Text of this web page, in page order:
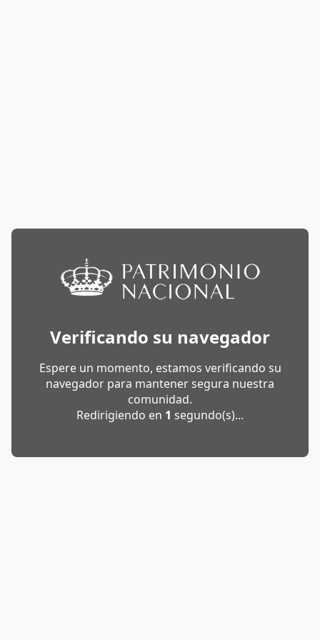
Verificando su navegador
Espere un momento, estamos verificando su
navegador para mantener segura nuestra
comunidad.
Redirigiendo en 1 segundo(s)...